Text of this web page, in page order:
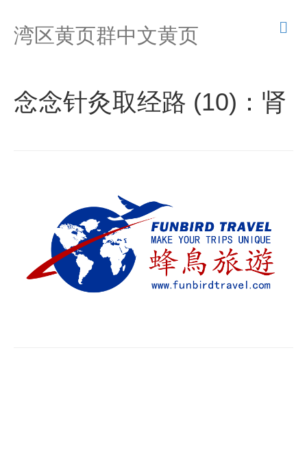
湾区黄页群中文黄页
念念针灸取经路 (10)：肾